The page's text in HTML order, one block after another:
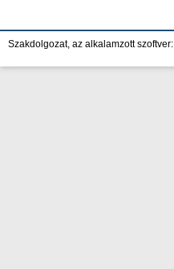
Szakdolgozat, az alkalamzott szoftver: